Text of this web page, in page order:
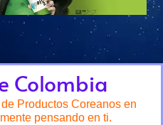
Colombia
Productos Coreanos en
pensando en ti.